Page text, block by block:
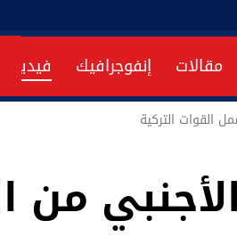
مقالات إنفوجرافيك فيديو
القوات التركية